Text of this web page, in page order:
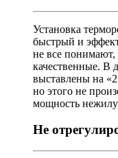
Установка
быстрый и
не все понимают,
качественные. В
выставлены на
но этого не
мощность
Не